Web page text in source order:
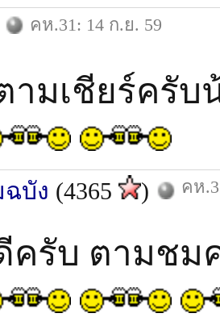
คห.31: 14 ก.ย. 59
ามเชียร์ครับ
ฉบัง (4365 ) คห
ครับ ตามช